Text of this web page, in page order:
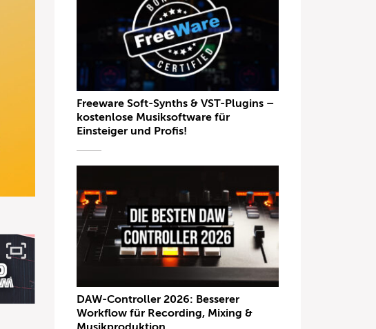
Freeware Soft-Synths & VST-Plugins –
kostenlose Musiksoftware für
Einsteiger und Profis!
DAW-Controller 2026: Besserer
Workflow für Recording, Mixing &